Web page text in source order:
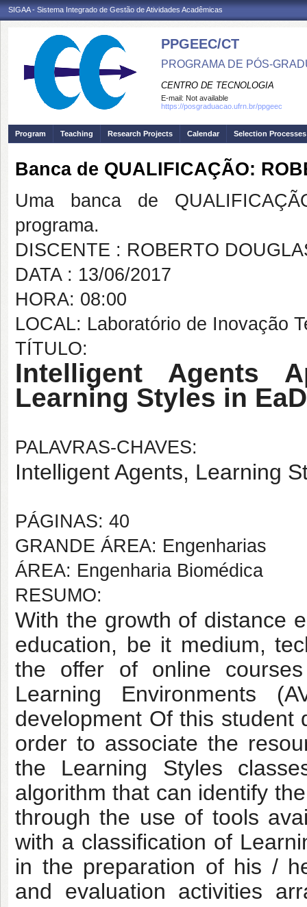
SIGAA - Sistema Integrado de Gestão de Atividades Acadêmicas
PPGEEC/CT
PROGRAMA DE PÓS-
CENTRO DE TECNOLOGIA
E-mail: Not available
https://posgraduacao.ufrn.br/ppgeec
Program Teaching Research Projects Calendar Selection Processes
Banca de QUALIFICAÇÃO:
Uma banca de
programa.
DISCENTE : ROBERTO
DATA : 13/06/2017
HORA: 08:00
LOCAL: Laboratório de Inovação
TÍTULO:
Intelligent Agents
Learning Styles in EaD
PALAVRAS-CHAVES:
Intelligent Agents, Learning
PÁGINAS: 40
GRANDE ÁREA: Engenharias
ÁREA: Engenharia Biomédica
RESUMO:
With the growth of distance
education, be it medium,
the offer of online
Learning Environments
development Of this student
order to associate the
the Learning Styles
algorithm that can identify
through the use of tools
with a classification of
in the preparation of his /
and evaluation activities